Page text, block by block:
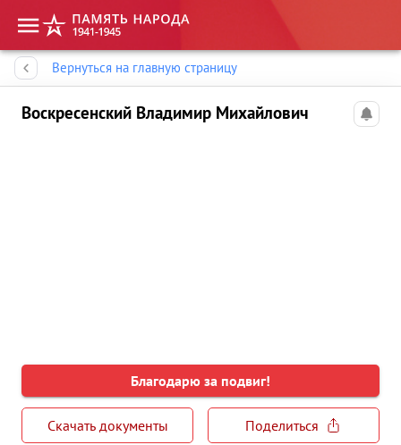
Вернуться на главную страницу
Воскресенский Владимир Михайлович
Благодарю за подвиг!
Скачать документы
Поделиться
Память народа